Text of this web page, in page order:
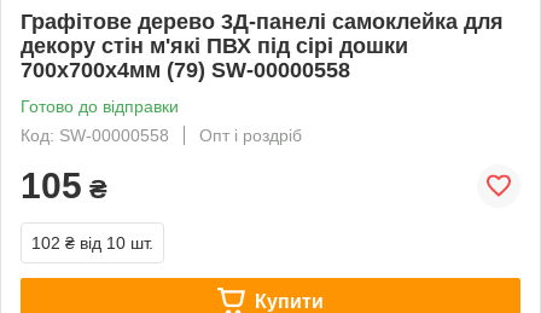
Графітове дерево 3Д-панелі самоклейка для
декору стін м'які ПВХ під сірі дошки
700x700x4мм (79) SW-00000558
Готово до відправки
Код: SW-00000558
Опт і роздріб
105 ₴
102 ₴ від 10 шт.
Купити